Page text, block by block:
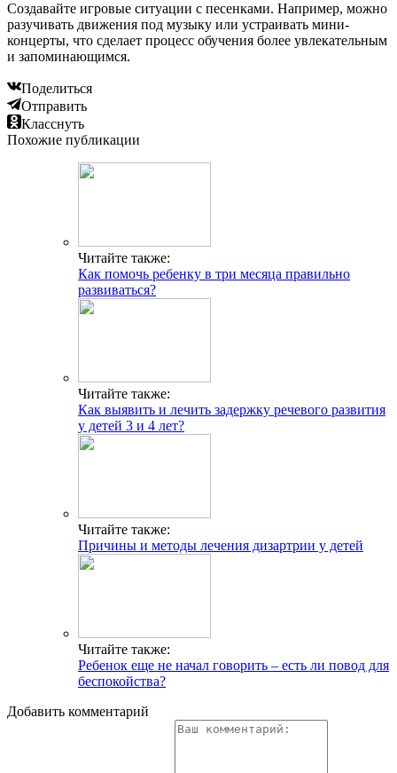
Создавайте игровые ситуации с песенками. Например, можно
разучивать движения под музыку или устраивать мини-
концерты, что сделает процесс обучения более увлекательным
и запоминающимся.
Поделиться
Отправить
Класснуть
Похожие публикации
Читайте также:
Как помочь ребенку в три месяца правильно
развиваться?
Читайте также:
Как выявить и лечить задержку речевого развития
у детей 3 и 4 лет?
Читайте также:
Причины и методы лечения дизартрии у детей
Читайте также:
Ребенок еще не начал говорить – есть ли повод для
беспокойства?
Добавить комментарий